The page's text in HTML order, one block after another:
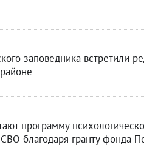
заповедника встретили
программу
благодаря гранту фонда